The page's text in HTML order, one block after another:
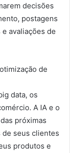
decisões
postagens
avaliações de
de
data, os
A IA e o
próximas
de seus clientes
produtos e